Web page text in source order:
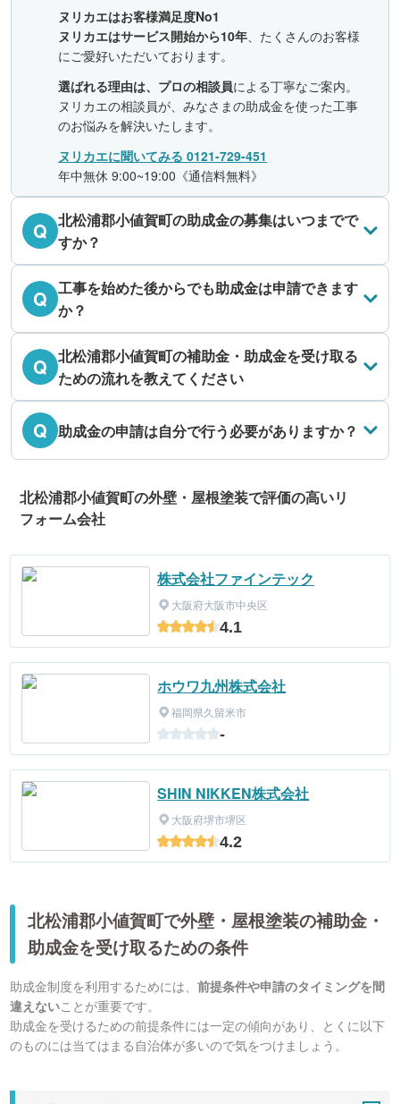
ヌリカエはお客様満足度No1
ヌリカエはサービス開始から10年、たくさんのお客様
にご愛好いただいております。
選ばれる理由は、プロの相談員による丁寧なご案内。
ヌリカエの相談員が、みなさまの助成金を使った工事
のお悩みを解決いたします。
ヌリカエに聞いてみる 0121-729-451
年中無休 9:00~19:00《通信料無料》
Q 北松浦郡小値賀町の助成金の募集はいつまでで
すか？
Q 工事を始めた後からでも助成金は申請できます
か？
Q 北松浦郡小値賀町の補助金・助成金を受け取る
ための流れを教えてください
Q 助成金の申請は自分で行う必要がありますか？
北松浦郡小値賀町の外壁・屋根塗装で評価の高いリ
フォーム会社
株式会社ファインテック
大阪府大阪市中央区
4.1
ホウワ九州株式会社
福岡県久留米市
-
SHIN NIKKEN株式会社
大阪府堺市堺区
4.2
北松浦郡小値賀町で外壁・屋根塗装の補助金・
助成金を受け取るための条件
助成金制度を利用するためには、前提条件や申請のタイミングを間
違えないことが重要です。
助成金を受けるための前提条件には一定の傾向があり、とくに以下
のものには当てはまる自治体が多いので気をつけましょう。